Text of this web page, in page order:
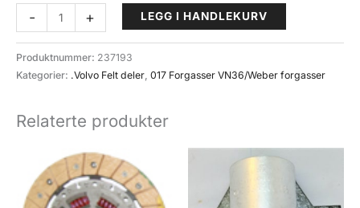
-
Aksellerasjonsdyse
forgasser
VN36
(017-
Volvo
+ LEGG I HANDLEKURV
Produktnummer: 237193
Kategorier: .Volvo Felt deler 017 Forgasser VN36/Weber forgasser
Relaterte produkter